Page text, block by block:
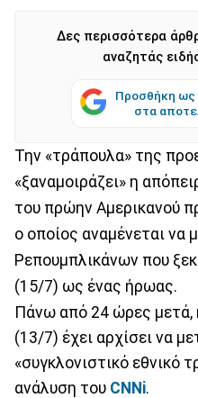
Δες περισσότερα
αναζητάς
Προσθήκη ως
στα
Την «τράπουλα» της
«ξαναμοιράζει» η
του πρώην Αμερικανού
ο οποίος αναμένεται να
Ρεπουμπλικάνων που
(15/7) ως ένας ήρωας.
Πάνω από 24 ώρες μετά,
(13/7) έχει αρχίσει να
«συγκλονιστικό εθνικό
ανάλυση του CNNi.